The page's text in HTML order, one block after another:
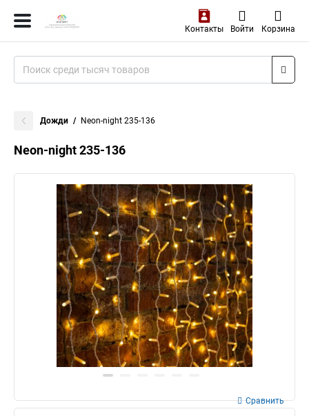
Контакты Войти Корзина
Дожди Neon-night 235-136
Neon-night 235-136
Сравнить